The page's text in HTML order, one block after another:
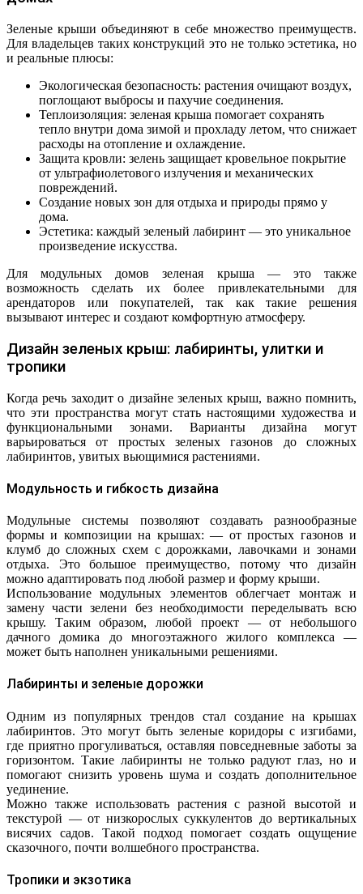
Зеленые крыши объединяют в себе множество преимуществ.
Для владельцев таких конструкций это не только эстетика, но
и реальные плюсы:
Экологическая безопасность: растения очищают воздух,
поглощают выбросы и пахучие соединения.
Теплоизоляция: зеленая крыша помогает сохранять
тепло внутри дома зимой и прохладу летом, что снижает
расходы на отопление и охлаждение.
Защита кровли: зелень защищает кровельное покрытие
от ультрафиолетового излучения и механических
повреждений.
Создание новых зон для отдыха и природы прямо у
дома.
Эстетика: каждый зеленый лабиринт — это уникальное
произведение искусства.
Для модульных домов зеленая крыша — это также
возможность сделать их более привлекательными для
арендаторов или покупателей, так как такие решения
вызывают интерес и создают комфортную атмосферу.
Дизайн зеленых крыш: лабиринты, улитки и
тропики
Когда речь заходит о дизайне зеленых крыш, важно помнить,
что эти пространства могут стать настоящими художества и
функциональными зонами. Варианты дизайна могут
варьироваться от простых зеленых газонов до сложных
лабиринтов, увитых вьющимися растениями.
Модульность и гибкость дизайна
Модульные системы позволяют создавать разнообразные
формы и композиции на крышах: — от простых газонов и
клумб до сложных схем с дорожками, лавочками и зонами
отдыха. Это большое преимущество, потому что дизайн
можно адаптировать под любой размер и форму крыши.
Использование модульных элементов облегчает монтаж и
замену части зелени без необходимости переделывать всю
крышу. Таким образом, любой проект — от небольшого
дачного домика до многоэтажного жилого комплекса —
может быть наполнен уникальными решениями.
Лабиринты и зеленые дорожки
Одним из популярных трендов стал создание на крышах
лабиринтов. Это могут быть зеленые коридоры с изгибами,
где приятно прогуливаться, оставляя повседневные заботы за
горизонтом. Такие лабиринты не только радуют глаз, но и
помогают снизить уровень шума и создать дополнительное
уединение.
Можно также использовать растения с разной высотой и
текстурой — от низкорослых суккулентов до вертикальных
висячих садов. Такой подход помогает создать ощущение
сказочного, почти волшебного пространства.
Тропики и экзотика